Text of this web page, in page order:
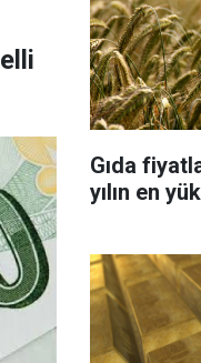
Gıda
yılın en